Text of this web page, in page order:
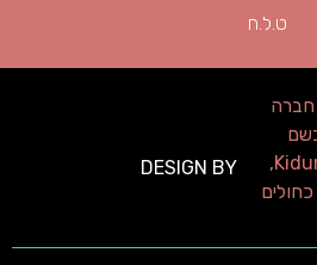
ט.ל.ח
DESIGN BY